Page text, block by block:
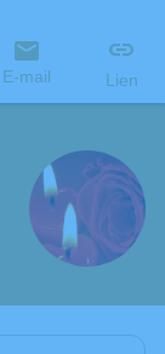
E-mail Lien